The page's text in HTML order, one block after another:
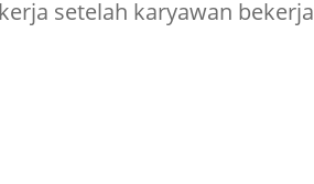
setelah karyawan bekerja